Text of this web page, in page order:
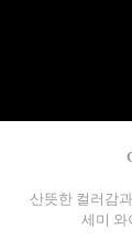
산뜻한 컬러감
세미 와